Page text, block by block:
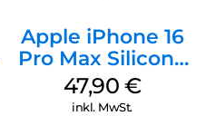
Apple iPhone 16
Pro Max Silicone
Case MagSafe
Black
47,90 €
inkl. MwSt.